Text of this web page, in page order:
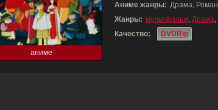
аниме
Аниме жанры: Драма,
Жанры: мультфильм, Драма,
Качество:
DVDRip